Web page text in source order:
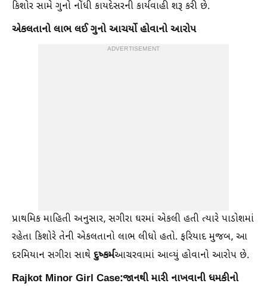
કિશોર સામે ગુનો નોંધી કાયદેસરની કાર્યવાહી શરૂ કરી છે.
એકલતાનો લાભ લઈ ગુનો આચર્યો હોવાનો આરોપ
ADVERTISEMENT
પ્રાથમિક માહિતી અનુસાર, સગીરા ઘરમાં એકલી હતી ત્યારે પાડોશમાં
રહેતા કિશોરે તેની એકલતાનો લાભ લીધો હતો. ફરિયાદ મુજબ, આ
દરમિયાન સગીરા સાથે દુષ્કર્મઆચરવામાં આવ્યું હોવાનો આરોપ છે.
Rajkot Minor Girl Case:જાનથી મારી નાખવાની ધમકીનો